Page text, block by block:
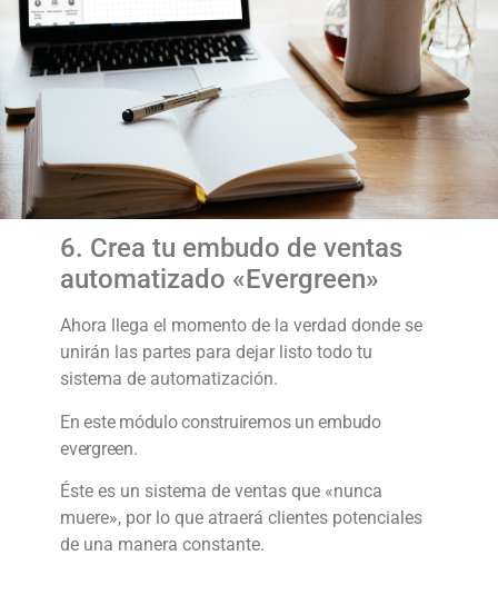
6. Crea tu embudo de ventas
automatizado «Evergreen»
Ahora llega el momento de la verdad donde se
unirán las partes para dejar listo todo tu
sistema de automatización.
En este módulo construiremos un embudo
evergreen.
Éste es un sistema de ventas que «nunca
muere», por lo que atraerá clientes potenciales
de una manera constante.